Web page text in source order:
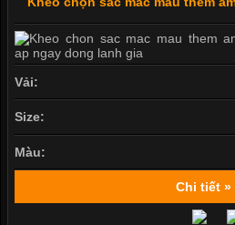
Vải:
Size:
Màu:
Chi tiết »